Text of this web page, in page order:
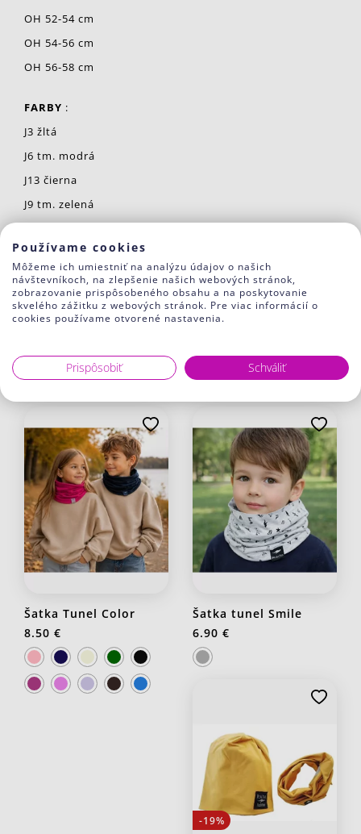
OH 52-54 cm
OH 54-56 cm
OH 56-58 cm
FARBY :
J3 žltá
J6 tm. modrá
J13 čierna
J9 tm. zelená
Model je vhodné skombinovať s tunelom Melír alebo
tunel Smile. Vytvoráte si tak krásny komplet na
prechodné obdobie.
Z nášho Blogu vyberáme:
Súvisiaci tovar
Šatka Tunel Color
8.50 €
Šatka tunel Smile
6.90 €
-19%
Používame cookies
Môžeme ich umiestniť na analýzu údajov o našich
návštevníkoch, na zlepšenie našich webových stránok,
zobrazovanie prispôsobeného obsahu a na poskytovanie
skvelého zážitku z webových stránok. Pre viac informácií o
cookies používame otvorené nastavenia.
Prispôsobiť Schváliť